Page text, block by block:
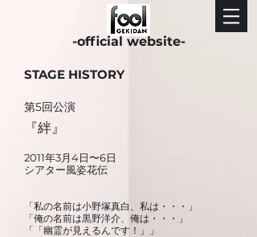
-official website-
STAGE HISTORY
​第5回公演
『絆』
2011年3月4日〜6日
シアター風姿花伝
「私の名前は小野塚真白、私は・・・」
「俺の名前は黒野洋介、俺は・・・」
「「幽霊が見えるんです！」」